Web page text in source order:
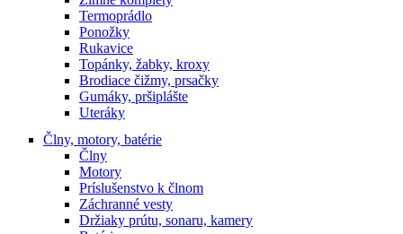
Termoprádlo
Ponožky
Rukavice
Topánky, žabky, kroxy
Brodiace čižmy, prsačky
Gumáky, pršiplášte
Uteráky
Člny, motory, batérie
Člny
Motory
Príslušenstvo k člnom
Záchranné vesty
Držiaky prútu, sonaru, kamery